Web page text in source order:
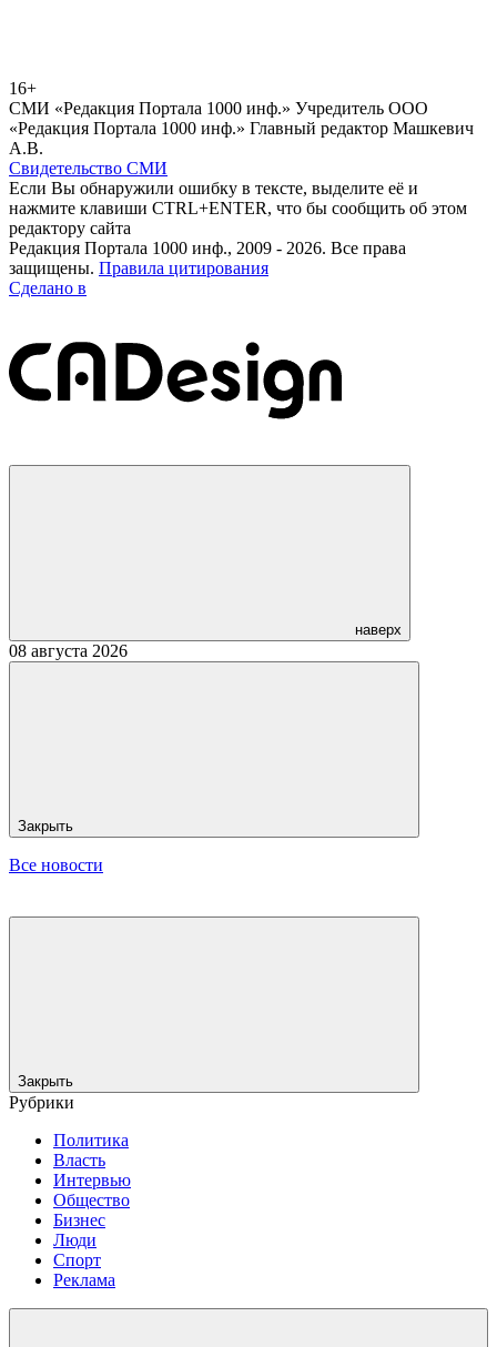
16+
СМИ «Редакция Портала 1000 инф.» Учредитель ООО
«Редакция Портала 1000 инф.» Главный редактор Машкевич
А.В.
Свидетельство СМИ
Если Вы обнаружили ошибку в тексте, выделите её и
нажмите клавиши CTRL+ENTER, что бы сообщить об этом
редактору сайта
Редакция Портала 1000 инф., 2009 - 2026. Все права
защищены. Правила цитирования
Сделано в
наверх
08 августа 2026
Закрыть
Все новости
Закрыть
Рубрики
Политика
Власть
Интервью
Общество
Бизнес
Люди
Спорт
Реклама